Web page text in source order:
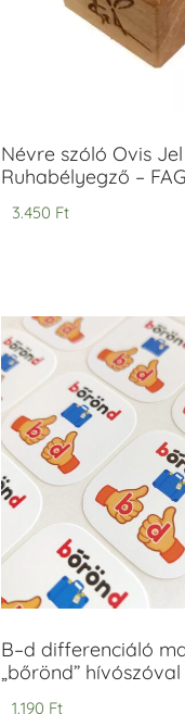
Névre szóló Ovis
Ruhabélyegző –
3.450 Ft
B–d differenciáló
„bőrönd” hívószóval
1.190 Ft